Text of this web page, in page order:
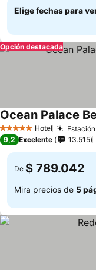
Elige fechas para
Opción destacada
5 Estrellas Hotel
Ocean Palace
9,2 Excelente 13.515
De $ 789.042
Mira precios de 5